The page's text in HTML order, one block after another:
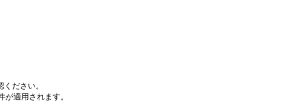
ださい。
適用されます。